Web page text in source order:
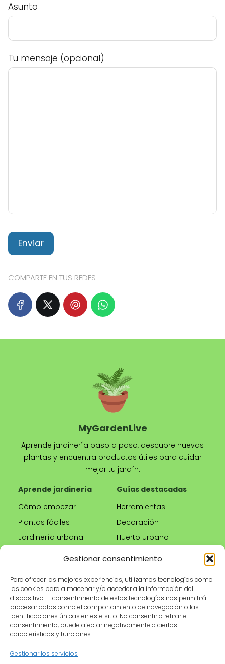
Gestionar consentimiento
Para ofrecer las mejores experiencias, utilizamos tecnologías como
las cookies para almacenar y/o acceder a la información del
dispositivo. El consentimiento de estas tecnologías nos permitirá
procesar datos como el comportamiento de navegación o las
identificaciones únicas en este sitio. No consentir o retirar el
consentimiento, puede afectar negativamente a ciertas
características y funciones.
Gestionar los servicios
Asunto
Tu mensaje (opcional)
COMPARTE EN TUS REDES
MyGardenLive
Aprende jardinería paso a paso, descubre nuevas
plantas y encuentra productos útiles para cuidar
mejor tu jardín.
Aprende jardinería
Cómo empezar
Plantas fáciles
Jardinería urbana
Guías destacadas
Herramientas
Decoración
Huerto urbano
Tienda
Productos
recomendados
Herramientas de
Información legal
Aviso legal
Política de privacidad